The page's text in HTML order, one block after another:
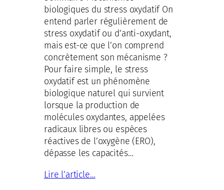
biologiques du stress oxydatif On
entend parler régulièrement de
stress oxydatif ou d’anti-oxydant,
mais est-ce que l’on comprend
concrètement son mécanisme ?
Pour faire simple, le stress
oxydatif est un phénomène
biologique naturel qui survient
lorsque la production de
molécules oxydantes, appelées
radicaux libres ou espèces
réactives de l’oxygène (ERO),
dépasse les capacités…
Lire l’article…